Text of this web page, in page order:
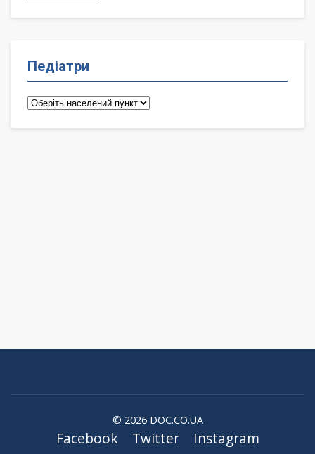
Педіатри
Педіатри
© 2026 DOC.CO.UA
Facebook Twitter Instagram